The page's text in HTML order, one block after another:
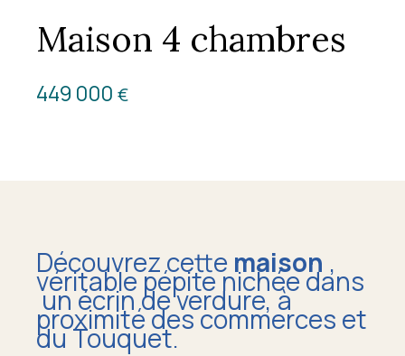
Maison 4 chambres
449 000 €
Découvrez cette maison ,
véritable pépite nichée dans
un écrin de verdure, à
proximité des commerces et
du Touquet.